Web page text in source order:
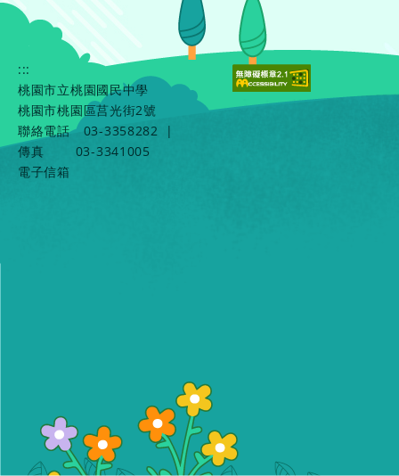
:::
桃園市立桃園國民中學
桃園市桃園區莒光街2號
聯絡電話
03-3358282
|
傳真
03-3341005
電子信箱